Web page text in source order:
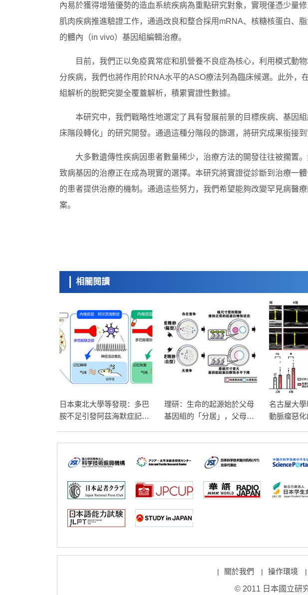
內易於獲得增殖優勢的造血系統疾病為重點研究對象，實現僅憑少量
肌肉疾病推進驗證工作，通過改良和整合採用mRNA、核糖核蛋白、
的體內（in vivo）基因組編輯治療。
目前，我們正以免疫異常症和肌營養不良症為核心，利用模式動
分疾病，我們也將作用於RNA水平的ASO療法列為臨床候選。此外，
組解析的脫靶突變全覆蓋解析，積累實證性數據。
本研究中，我們戰略性地選定了具有發展前景的目標疾病、基因
床階段轉化」的研究開發。通過這種分階段的篩選，將研究成果銜接到
大多數遺傳性疾病因患者數量稀少，治療方法的開發往往被擱置
致病基因的治療正在成為現實的選擇。本研究將實證從診斷到治療一
的患者提供治療的機制。通過這些努力，我們希望能夠改變罕見病醫
案。
相關閱讀
日本東北大學等發現：多巴
胺不足引發阿茲海默症記憶
理研：生命的起源始於父母
基因組的「分居」，父母基
名古屋大
動脈瘤惡
| 關於我們 | 操作環境 |
© 2011 日本國立研